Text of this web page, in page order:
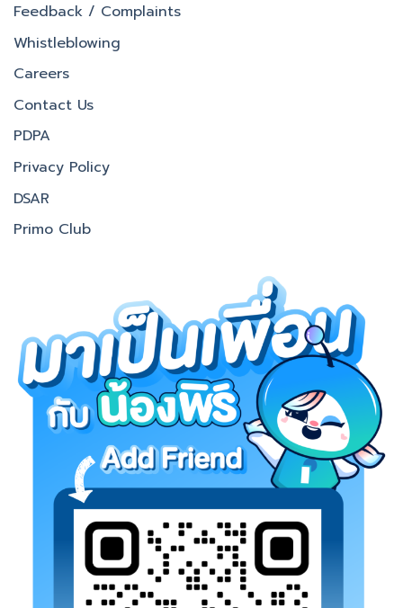
Feedback / Complaints
Whistleblowing
Careers
Contact Us
PDPA
Privacy Policy
DSAR
Primo Club